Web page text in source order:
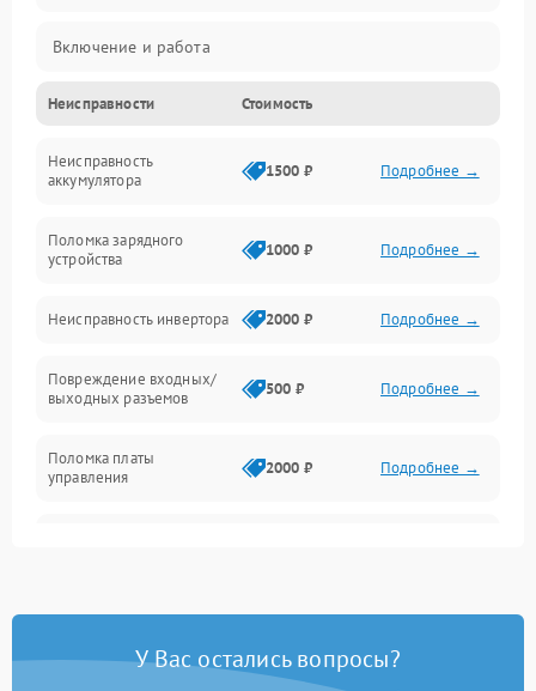
Включение и работа
Работа с нагрузкой
Звук и индикация
Механические повреждения
Механика
Неисправности Стоимость
Неисправность
аккумулятора
1500 ₽ Подробнее →
Поломка зарядного
устройства
1000 ₽ Подробнее →
Неисправность инвертора 2000 ₽ Подробнее →
Повреждение входных/
выходных разъемов
500 ₽ Подробнее →
Поломка платы
управления
2000 ₽ Подробнее →
Повреждение
У Вас остались вопросы?